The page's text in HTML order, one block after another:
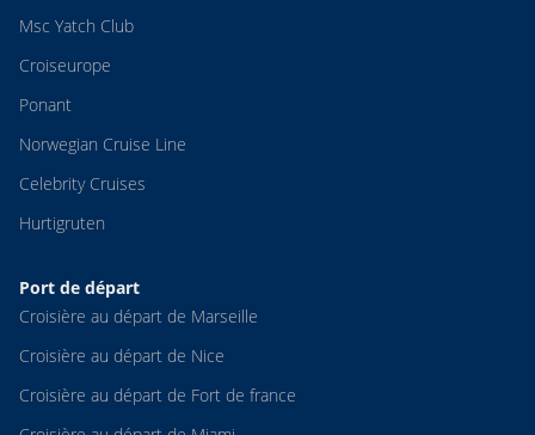
Msc Yatch Club
Croiseurope
Ponant
Norwegian Cruise Line
Celebrity Cruises
Hurtigruten
Port de départ
Croisière au départ de Marseille
Croisière au départ de Nice
Croisière au départ de Fort de france